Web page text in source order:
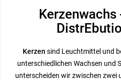
Kerzen sind Leuchtmittel und
unterschiedlichen Wachsen und
unterscheiden wir zwischen zwei